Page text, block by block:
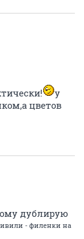
у
цветов
дублирую
- филенки на